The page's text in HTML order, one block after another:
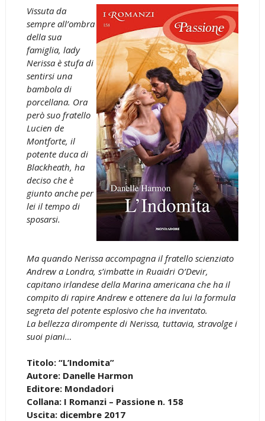
Vissuta da
sempre all’ombra
della sua
famiglia, lady
Nerissa è stufa di
sentirsi una
bambola di
porcellana. Ora
però suo fratello
Lucien de
Montforte, il
potente duca di
Blackheath, ha
deciso che è
giunto anche per
lei il tempo di
sposarsi.
Ma quando Nerissa accompagna il fratello scienziato
Andrew a Londra, s’imbatte in Ruaidri O’Devir,
capitano irlandese della Marina americana che ha il
compito di rapire Andrew e ottenere da lui la formula
segreta del potente esplosivo che ha inventato.
La bellezza dirompente di Nerissa, tuttavia, stravolge i
suoi piani…
Titolo: “L’Indomita”
Autore: Danelle Harmon
Editore: Mondadori
Collana: I Romanzi – Passione n. 158
Uscita: dicembre 2017